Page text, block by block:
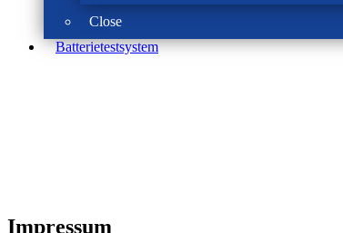
Close
Batterie­test­system
Impressum